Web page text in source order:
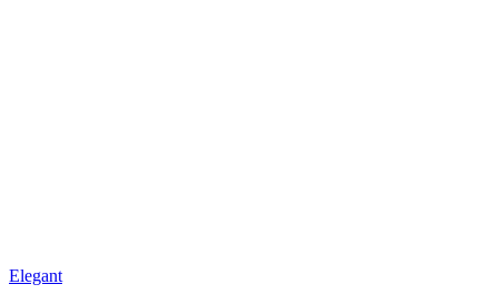
Elegant